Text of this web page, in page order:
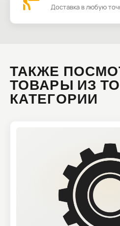
Доставка в любую
ТАКЖЕ
ТОВАРЫ ИЗ
КАТЕГОРИИ